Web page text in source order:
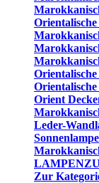
Orientalische
Orient
Leder-
Zur